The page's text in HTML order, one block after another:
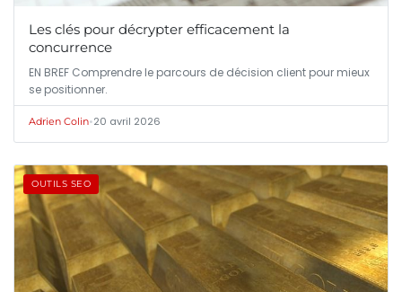
Les clés pour décrypter efficacement la
concurrence
EN BREF Comprendre le parcours de décision client pour mieux
se positionner.
Adrien Colin•20 avril 2026
OUTILS SEO